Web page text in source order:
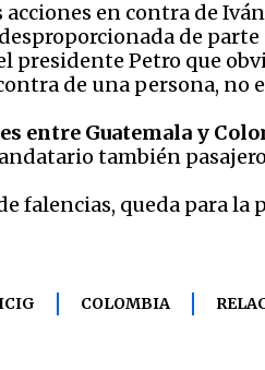
en contra de
de
Petro que
de una persona, no
entre Guatemala y
también
falencias, queda para
COLOMBIA